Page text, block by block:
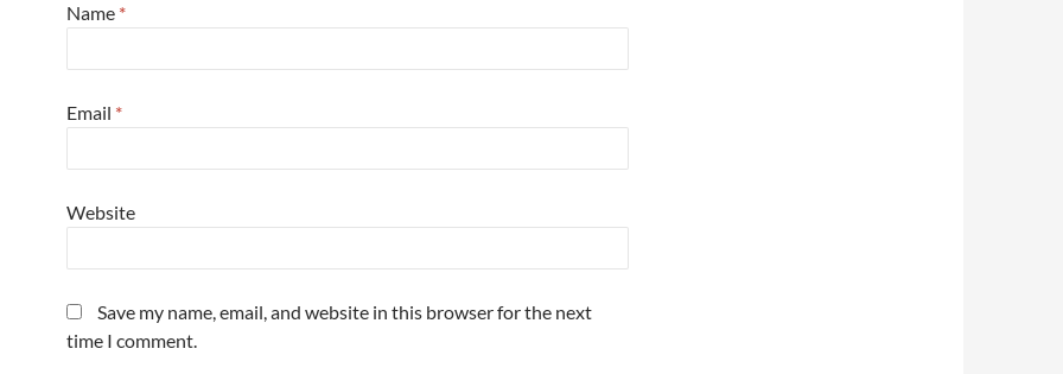
Name *
Email *
Website
Save my name, email, and website in this browser for the next
time I comment.